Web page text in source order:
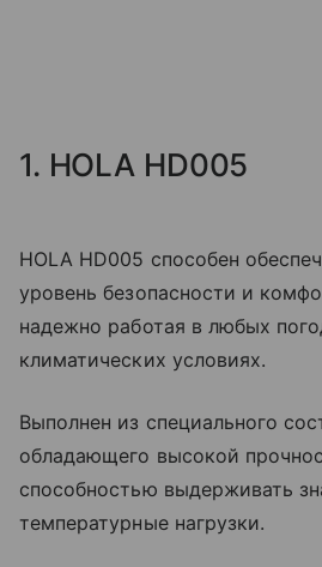
1. HOLA HD005
HOLA HD005 способен
уровень безопасности и
надежно работая в любых
климатических условиях.
Выполнен из специального
обладающего высокой
способностью выдерживать
температурные нагрузки.